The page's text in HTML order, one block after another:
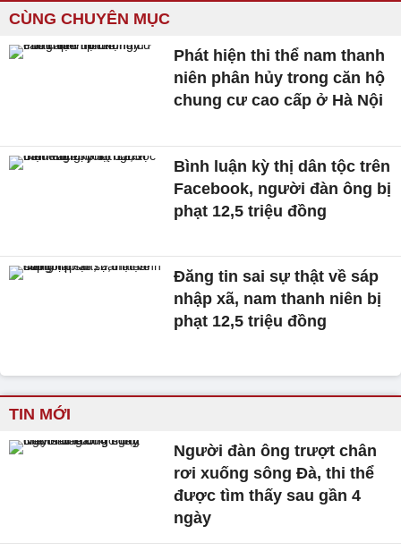
CÙNG CHUYÊN MỤC
Phát hiện thi thể nam thanh
niên phân hủy trong căn hộ
chung cư cao cấp ở Hà Nội
Bình luận kỳ thị dân tộc trên
Facebook, người đàn ông bị
phạt 12,5 triệu đồng
Đăng tin sai sự thật về sáp
nhập xã, nam thanh niên bị
phạt 12,5 triệu đồng
TIN MỚI
Người đàn ông trượt chân
rơi xuống sông Đà, thi thể
được tìm thấy sau gần 4
ngày